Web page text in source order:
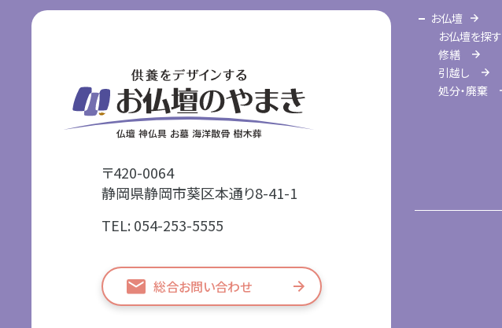
〒420-0064
静岡県静岡市葵区本通り8-41-1
TEL: 054-253-5555
総合お問い合わせ
お仏壇
お仏壇を探す
修繕
引越し
処分・廃棄